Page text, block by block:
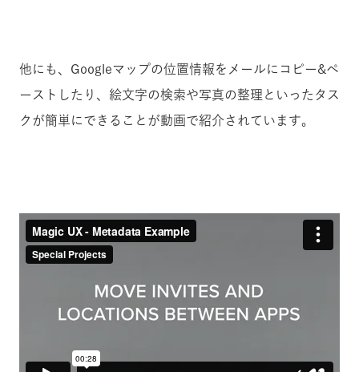
他にも、Googleマップの位置情報をメールにコピー&ペ
ーストしたり、絵文字の検索や写真の整理といったタス
クが簡単にできることが動画で紹介されています。